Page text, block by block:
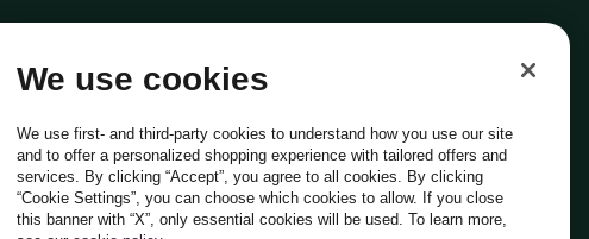
Italiano
We use cookies
We use first- and third-party cookies to understand how you use our site
and to offer a personalized shopping experience with tailored offers and
services. By clicking “Accept”, you agree to all cookies. By clicking
“Cookie Settings”, you can choose which cookies to allow. If you close
this banner with “X”, only essential cookies will be used. To learn more,